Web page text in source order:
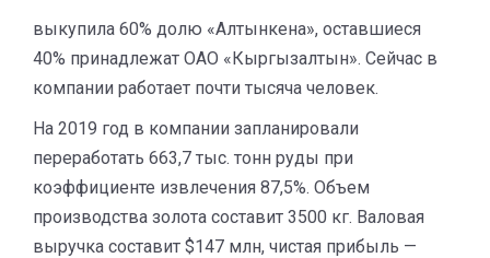
выкупила 60% долю «Алтынкена», оставшиеся
40% принадлежат ОАО «Кыргызалтын». Сейчас в
компании работает почти тысяча человек.
На 2019 год в компании запланировали
переработать 663,7 тыс. тонн руды при
коэффициенте извлечения 87,5%. Объем
производства золота составит 3500 кг. Валовая
выручка составит $147 млн, чистая прибыль —